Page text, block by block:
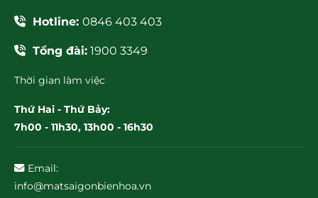
Hotline: 0846 403 403
Tổng đài: 1900 3349
Thời gian làm việc
Thứ Hai - Thứ Bảy:
7h00 - 11h30, 13h00 - 16h30
Email:
info@matsaigonbienhoa.vn